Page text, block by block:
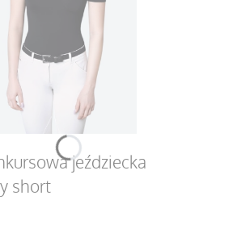
jeździecka
short